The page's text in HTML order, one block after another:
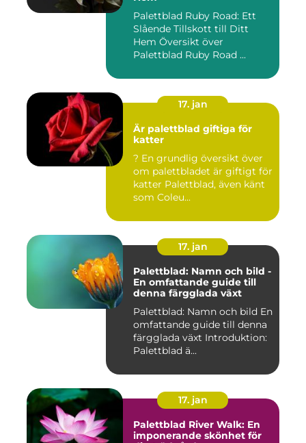
Palettblad Ruby Road: Ett
Slående Tillskott till Ditt
Hem Översikt över
Palettblad Ruby Road ...
17. jan
Är palettblad giftiga för
katter
? En grundlig översikt över
om palettbladet är giftigt för
katter Palettblad, även känt
som Coleu...
17. jan
Palettblad: Namn och bild -
En omfattande guide till
denna färgglada växt
Palettblad: Namn och bild En
omfattande guide till denna
färgglada växt Introduktion:
Palettblad ä...
17. jan
Palettblad River Walk: En
imponerande skönhet för